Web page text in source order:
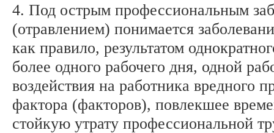
4. Под острым профессиональным
(отравлением) понимается
как правило, результатом
более одного рабочего дня, одной
воздействия на работника вредного
фактора (факторов), повлекшее
стойкую утрату профессиональной